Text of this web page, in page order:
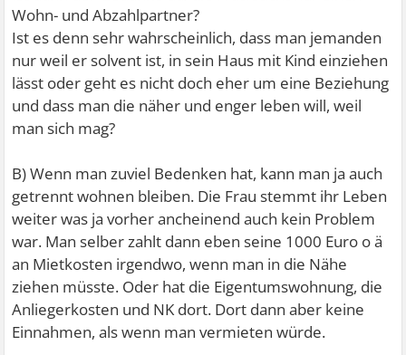
Wohn- und Abzahlpartner?
Ist es denn sehr wahrscheinlich, dass man jemanden
nur weil er solvent ist, in sein Haus mit Kind einziehen
lässt oder geht es nicht doch eher um eine Beziehung
und dass man die näher und enger leben will, weil
man sich mag?
B) Wenn man zuviel Bedenken hat, kann man ja auch
getrennt wohnen bleiben. Die Frau stemmt ihr Leben
weiter was ja vorher ancheinend auch kein Problem
war. Man selber zahlt dann eben seine 1000 Euro o ä
an Mietkosten irgendwo, wenn man in die Nähe
ziehen müsste. Oder hat die Eigentumswohnung, die
Anliegerkosten und NK dort. Dort dann aber keine
Einnahmen, als wenn man vermieten würde.